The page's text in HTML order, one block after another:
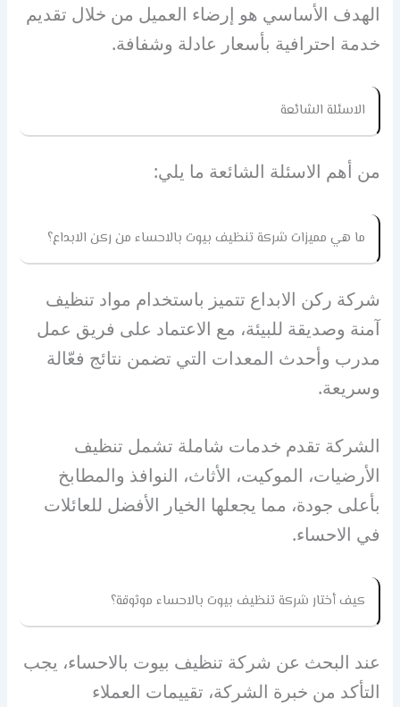
الهدف الأساسي هو إرضاء العميل من خلال تقديم
خدمة احترافية بأسعار عادلة وشفافة.
الاسئلة الشائعة
من أهم الاسئلة الشائعة ما يلي:
ما هي مميزات شركة تنظيف بيوت بالاحساء من ركن الابداع؟
شركة ركن الابداع تتميز باستخدام مواد تنظيف
آمنة وصديقة للبيئة، مع الاعتماد على فريق عمل
مدرب وأحدث المعدات التي تضمن نتائج فعّالة
وسريعة.
الشركة تقدم خدمات شاملة تشمل تنظيف
الأرضيات، الموكيت، الأثاث، النوافذ والمطابخ
بأعلى جودة، مما يجعلها الخيار الأفضل للعائلات
في الاحساء.
كيف أختار شركة تنظيف بيوت بالاحساء موثوقة؟
عند البحث عن شركة تنظيف بيوت بالاحساء، يجب
التأكد من خبرة الشركة، تقييمات العملاء